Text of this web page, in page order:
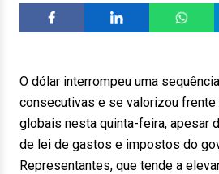
O dólar interrompeu uma
consecutivas e se valorizou
globais nesta quinta-feira, apesar
de lei de gastos e impostos do
Representantes, que tende a